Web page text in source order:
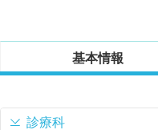
基本情報
診療科